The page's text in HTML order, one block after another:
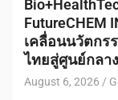
FutureCHEM
เคลื่อนนวัตกร
ไทยสู่ศูนย์กลา
August 6, 2026